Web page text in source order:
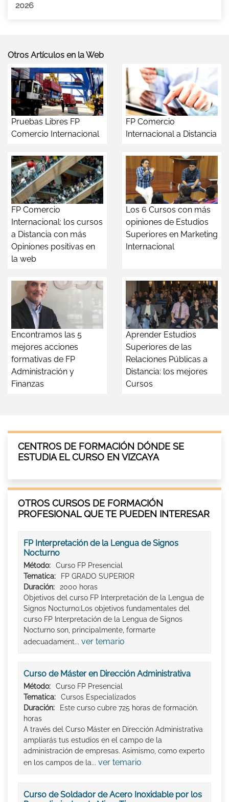
2026
Otros Artículos en la Web
Pruebas Libres FP
Comercio Internacional
FP Comercio
Internacional a Distancia
FP Comercio
Internacional: los cursos
a Distancia con más
Opiniones positivas en
la web
Los 6 Cursos con más
opiniones de Estudios
Superiores en Marketing
Internacional
Encontramos las 5
mejores acciones
formativas de FP
Administración y
Finanzas
Aprender Estudios
Superiores de las
Relaciones Públicas a
Distancia: los mejores
Cursos
CENTROS DE FORMACIÓN DÓNDE SE
ESTUDIA EL CURSO EN VIZCAYA
OTROS CURSOS DE FORMACIÓN
PROFESIONAL QUE TE PUEDEN INTERESAR
FP Interpretación de la Lengua de Signos
Nocturno
Método:
Curso FP Presencial
Tematica:
FP GRADO SUPERIOR
Duración:
2000 horas
Objetivos del curso FP Interpretación de la Lengua de
Signos Nocturno:Los objetivos fundamentales del
curso FP Interpretación de la Lengua de Signos
Nocturno son, principalmente, formarte
adecuadament... ver temario
Curso de Máster en Dirección Administrativa
Método:
Curso FP Presencial
Tematica:
Cursos Especializados
Duración:
Este curso cubre 725 horas de formación.
horas
A través del Curso Máster en Dirección Administrativa
ampliarás tus estudios en el campo de la
administración de empresas. Asimismo, como experto
en los campos de la... ver temario
Curso de Soldador de Acero Inoxidable por los